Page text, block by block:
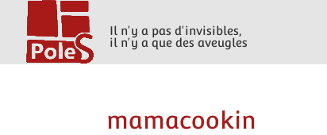
Il n'y a pas d'invisibles,
il n'y a que des aveugles
mamacookin